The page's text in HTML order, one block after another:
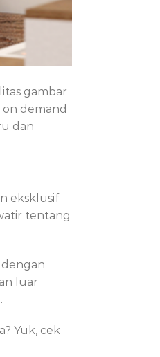
gambar
demand
dan
eksklusif
tentang
luar
Yuk, cek